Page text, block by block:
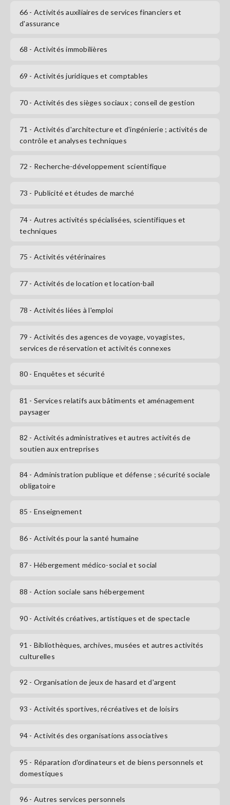
66 - Activités auxiliaires de services financiers et
d'assurance
68 - Activités immobilières
69 - Activités juridiques et comptables
70 - Activités des sièges sociaux ; conseil de gestion
71 - Activités d'architecture et d'ingénierie ; activités de
contrôle et analyses techniques
72 - Recherche-développement scientifique
73 - Publicité et études de marché
74 - Autres activités spécialisées, scientifiques et
techniques
75 - Activités vétérinaires
77 - Activités de location et location-bail
78 - Activités liées à l'emploi
79 - Activités des agences de voyage, voyagistes,
services de réservation et activités connexes
80 - Enquêtes et sécurité
81 - Services relatifs aux bâtiments et aménagement
paysager
82 - Activités administratives et autres activités de
soutien aux entreprises
84 - Administration publique et défense ; sécurité sociale
obligatoire
85 - Enseignement
86 - Activités pour la santé humaine
87 - Hébergement médico-social et social
88 - Action sociale sans hébergement
90 - Activités créatives, artistiques et de spectacle
91 - Bibliothèques, archives, musées et autres activités
culturelles
92 - Organisation de jeux de hasard et d'argent
93 - Activités sportives, récréatives et de loisirs
94 - Activités des organisations associatives
95 - Réparation d'ordinateurs et de biens personnels et
domestiques
96 - Autres services personnels